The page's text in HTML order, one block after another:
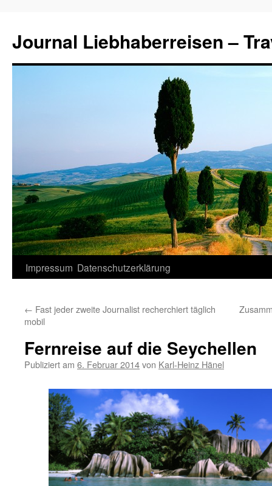
Journal Liebhaberreisen –
Zum
springen
Impressum Datenschutzerklärung
← Fast jeder zweite Journalist recherchiert täglich
mobil
Fernreise auf die Seychellen
Publiziert am 6. Februar 2014von Karl-Heinz Hänel